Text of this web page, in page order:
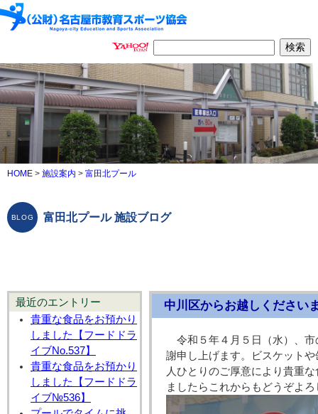
HOME > 施設案内 > 富田北プール
富田北プール 施設ブログ
最近のエントリー
貴重な食品をお預かり
しました【フードドラ
イブNo.537】
貴重な食品をお預かり
しました【フードドラ
イブ№536】
中川区からお越しください
令和５年４月５日（水）、
謝申し上げます。ビスケット
人ひとりのご厚意により貴重
ましたらこれからもどうぞよ